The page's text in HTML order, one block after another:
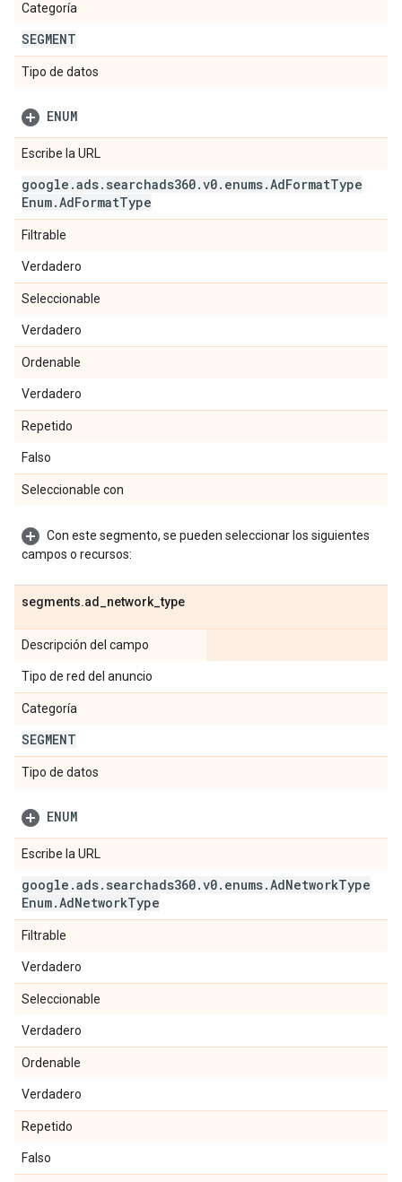
Categoría
SEGMENT
Tipo de datos
ENUM
Escribe la URL
google .ads. searchads360.v0. enums.AdFormatType
Enum.AdFormatType
Filtrable
Verdadero
Seleccionable
Verdadero
Ordenable
Verdadero
Repetido
Falso
Seleccionable con
Con este segmento, se pueden seleccionar los siguientes
campos o recursos:
segments.ad network _type
Descripción del campo
Tipo de red del anuncio
Categoría
SEGMENT
Tipo de datos
ENUM
Escribe la URL
google .ads. searchads360.v0. enums.AdNetworkType
Enum.AdNetworkType
Filtrable
Verdadero
Seleccionable
Verdadero
Ordenable
Verdadero
Repetido
Falso